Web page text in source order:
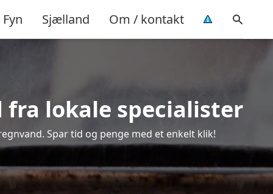
Fyn Sjælland Om / kontakt
lokale specialister
Spar tid og penge med et enkelt klik!